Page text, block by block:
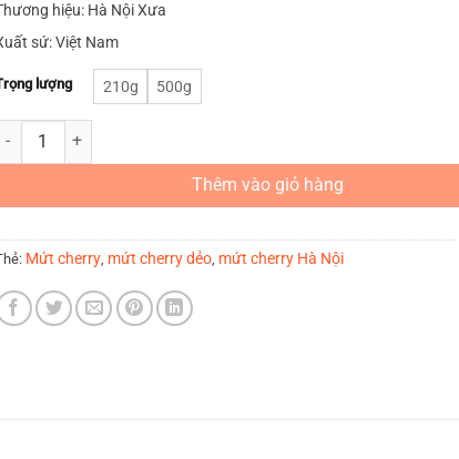
hiệu: Hà Nội Xưa
sứ: Việt Nam
lượng 210g 500g
Mứt Cherry số lượng
Thêm vào giỏ hàng
Mứt cherry, mứt cherry dẻo, mứt cherry Hà Nội